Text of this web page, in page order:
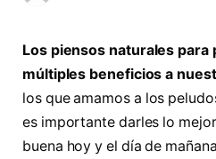
Los piensos naturales para
múltiples beneficios a
los que amamos a los
es importante darles lo
buena hoy y el día de